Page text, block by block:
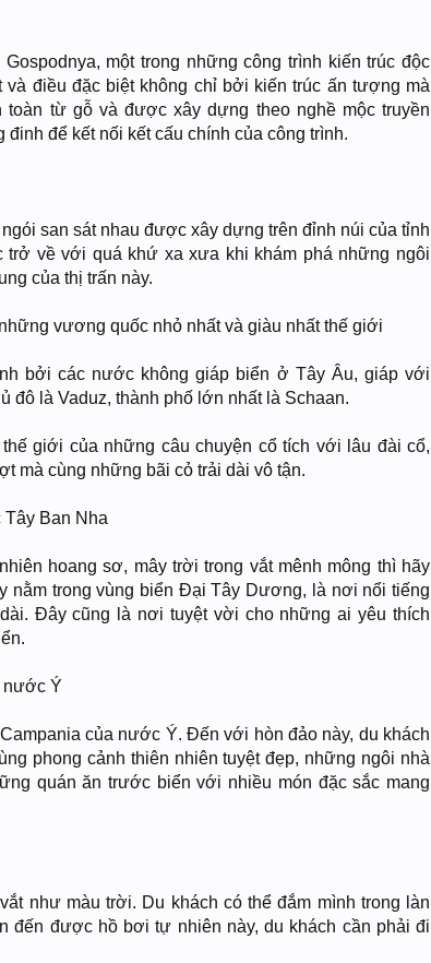
một trong những công trình kiến trúc độc
điều đặc biệt không chỉ bởi kiến trúc ấn tượng mà
từ gỗ và được xây dựng theo nghề mộc truyền
để kết nối kết cấu chính của công trình.
san sát nhau được xây dựng trên đỉnh núi của tỉnh
trở về với quá khứ xa xưa khi khám phá những ngôi
của thị trấn này.
vương quốc nhỏ nhất và giàu nhất thế giới
bởi các nước không giáp biển ở Tây Âu, giáp với
đô là Vaduz, thành phố lớn nhất là Schaan.
giới của những câu chuyện cổ tích với lâu đài cổ,
mà cùng những bãi cỏ trải dài vô tận.
Ban Nha
hoang sơ, mây trời trong vắt mênh mông thì hãy
nằm trong vùng biển Đại Tây Dương, là nơi nổi tiếng
Đây cũng là nơi tuyệt vời cho những ai yêu thích
nước Ý
của nước Ý. Đến với hòn đảo này, du khách
phong cảnh thiên nhiên tuyệt đẹp, những ngôi nhà
quán ăn trước biển với nhiều món đặc sắc mang
như màu trời. Du khách có thể đắm mình trong làn
đến được hồ bơi tự nhiên này, du khách cần phải đi